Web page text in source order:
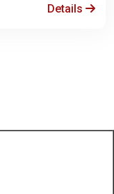
Details